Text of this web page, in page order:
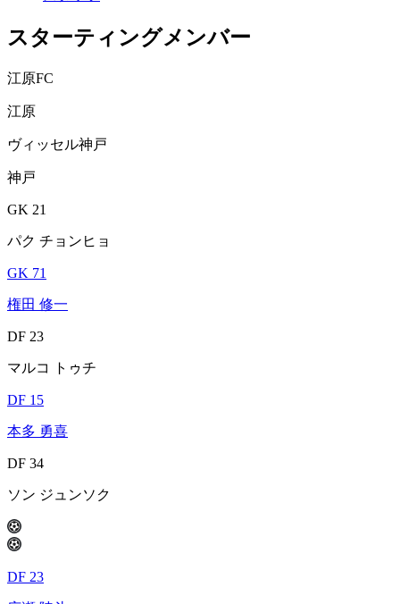
スターティングメンバー
江原FC
江原
ヴィッセル神戸
神戸
GK 21
パク チョンヒョ
GK 71
権田 修一
DF 23
マルコ トゥチ
DF 15
本多 勇喜
DF 34
ソン ジュンソク
DF 23